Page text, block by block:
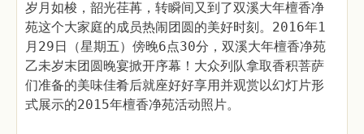
岁月如梭，韶光荏苒，转瞬间又到了双溪大年檀香净
苑这个大家庭的成员热闹团圆的美好时刻。2016年1
月29日（星期五）傍晚6点30分，双溪大年檀香净苑
乙未岁末团圆晚宴掀开序幕！大众列队拿取香积菩萨
们准备的美味佳肴后就座好好享用并观赏以幻灯片形
式展示的2015年檀香净苑活动照片。